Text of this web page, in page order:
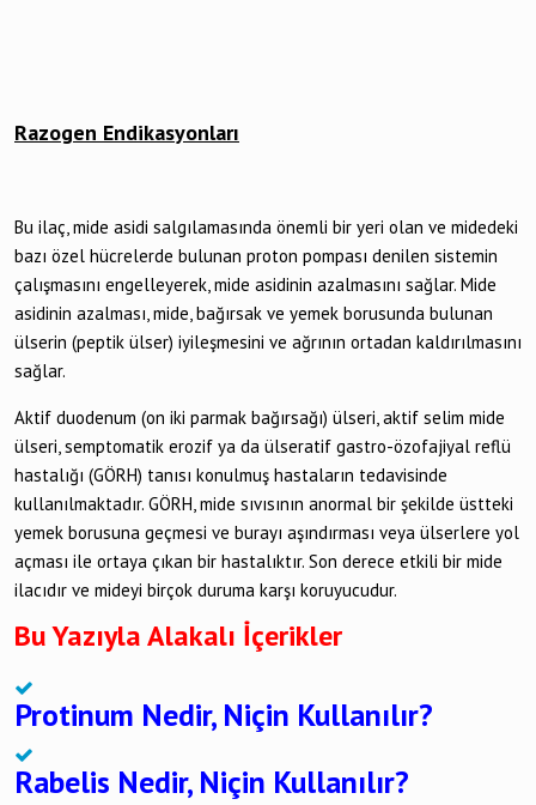
Razogen Endikasyonları
Bu ilaç, mide asidi salgılamasında önemli bir yeri olan ve midedeki
bazı özel hücrelerde bulunan proton pompası denilen sistemin
çalışmasını engelleyerek, mide asidinin azalmasını sağlar. Mide
asidinin azalması, mide, bağırsak ve yemek borusunda bulunan
ülserin (peptik ülser) iyileşmesini ve ağrının ortadan kaldırılmasını
sağlar.
Aktif duodenum (on iki parmak bağırsağı) ülseri, aktif selim mide
ülseri, semptomatik erozif ya da ülseratif gastro-özofajiyal reflü
hastalığı (GÖRH) tanısı konulmuş hastaların tedavisinde
kullanılmaktadır. GÖRH, mide sıvısının anormal bir şekilde üstteki
yemek borusuna geçmesi ve burayı aşındırması veya ülserlere yol
açması ile ortaya çıkan bir hastalıktır. Son derece etkili bir mide
ilacıdır ve mideyi birçok duruma karşı koruyucudur.
Bu Yazıyla Alakalı İçerikler
Protinum Nedir, Niçin Kullanılır?
Rabelis Nedir, Niçin Kullanılır?